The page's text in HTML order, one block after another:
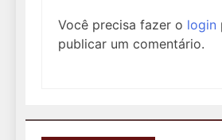
Você precisa fazer o login
publicar um comentário.